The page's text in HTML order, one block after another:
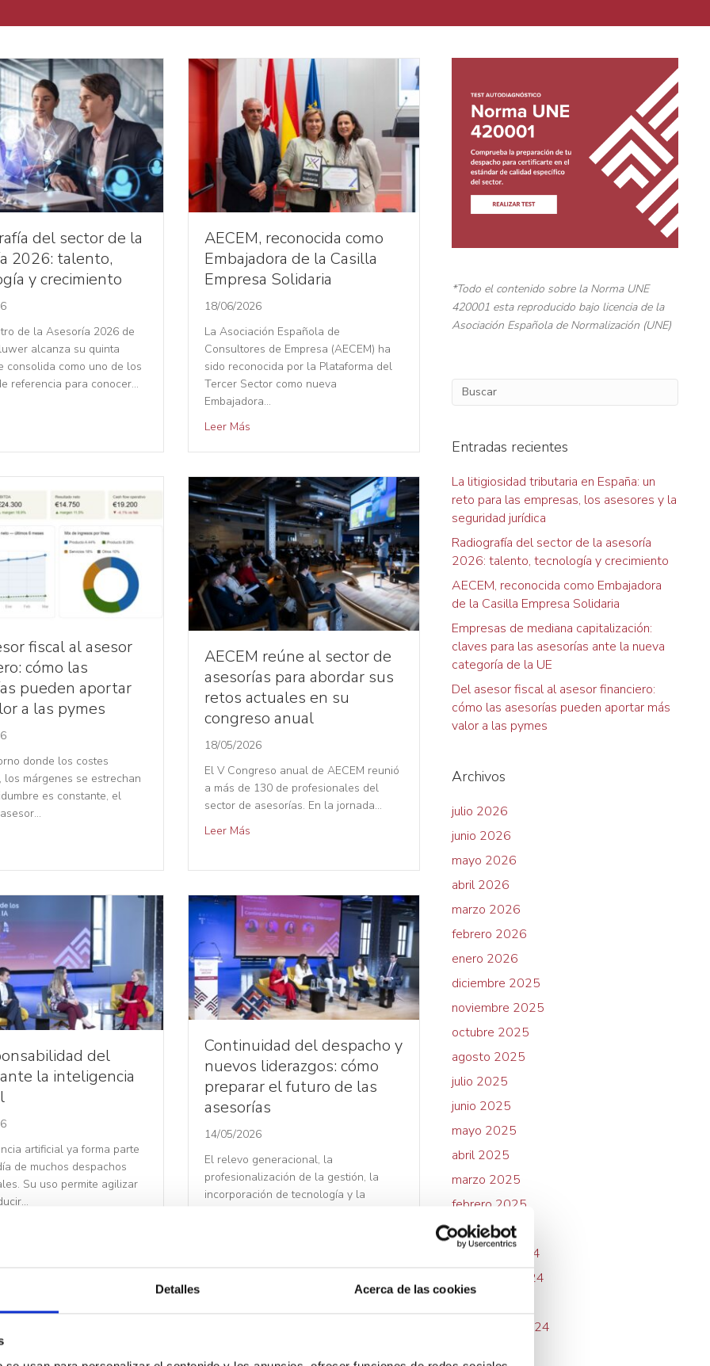
Detalles Acerca de las cookies
del sector de la
2026: talento,
y crecimiento
de la Asesoría 2026 de
alcanza su quinta
consolida como uno de los
referencia para conocer…
AECEM, reconocida como
Embajadora de la Casilla
Empresa Solidaria
18/06/2026
La Asociación Española de
Consultores de Empresa (AECEM) ha
sido reconocida por la Plataforma del
Tercer Sector como nueva
Embajadora…
Leer Más
fiscal al asesor
cómo las
pueden aportar
a las pymes
donde los costes
los márgenes se estrechan
es constante, el
AECEM reúne al sector de
asesorías para abordar sus
retos actuales en su
congreso anual
18/05/2026
El V Congreso anual de AECEM reunió
a más de 130 de profesionales del
sector de asesorías. En la jornada…
Leer Más
del
la inteligencia
artificial ya forma parte
de muchos despachos
Su uso permite agilizar
Continuidad del despacho y
nuevos liderazgos: cómo
preparar el futuro de las
asesorías
14/05/2026
El relevo generacional, la
profesionalización de la gestión, la
incorporación de tecnología y la
Siguiente »
*Todo el contenido sobre la Norma UNE
420001 esta reproducido bajo licencia de la
Asociación Española de Normalización (UNE)
Entradas recientes
La litigiosidad tributaria en España: un
reto para las empresas, los asesores y la
seguridad jurídica
Radiografía del sector de la asesoría
2026: talento, tecnología y crecimiento
AECEM, reconocida como Embajadora
de la Casilla Empresa Solidaria
Empresas de mediana capitalización:
claves para las asesorías ante la nueva
categoría de la UE
Del asesor fiscal al asesor financiero:
cómo las asesorías pueden aportar más
valor a las pymes
Archivos
julio 2026
junio 2026
mayo 2026
abril 2026
marzo 2026
febrero 2026
enero 2026
diciembre 2025
noviembre 2025
octubre 2025
agosto 2025
julio 2025
junio 2025
mayo 2025
abril 2025
marzo 2025
febrero 2025
enero 2025
diciembre 2024
noviembre 2024
septiembre 2024